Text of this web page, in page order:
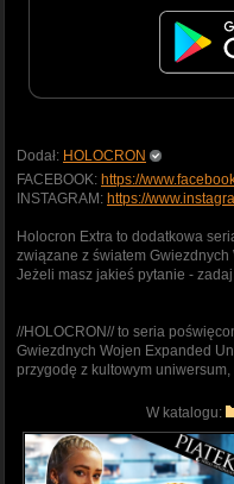
Dodał: HOLOCRON
FACEBOOK: https://
INSTAGRAM: https://
Holocron Extra to dodatkowa
związane z światem Gwiezdnych
Jeżeli masz jakieś pytanie -
//HOLOCRON// to seria
Gwiezdnych Wojen Expanded
przygodę z kultowym
W katalogu: